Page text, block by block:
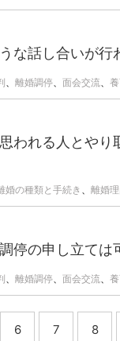
な話し合いが行
、 離婚調停、 面会交流、
われる人とや
婚の種類と手続き 、 離婚
停の申し立ては
、 離婚調停、 面会交流、
6 7 8